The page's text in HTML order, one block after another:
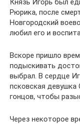
Князь Игорь был
Рюрика, после
Новгородский
любил его и
Вскоре пришло
подыскивать
выбрал. В сердце
псковская девушка
гонцов, чтобы
Через некоторое